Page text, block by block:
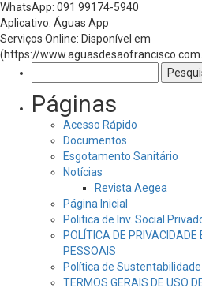
WhatsApp: 091 99174-5940
Aplicativo: Águas App
Serviços Online: Disponível em
(https://
por:
Páginas
Acesso Rápido
Documentos
Esgotamento Sanitário
Notícias
Revista Aegea
Página Inicial
Politica de Inv. Social
POLÍTICA DE
PESSOAIS
Política de Sustentabilidade
TERMOS GERAIS DE USO